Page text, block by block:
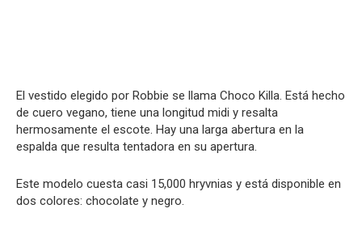
El vestido elegido por Robbie se llama Choco Killa. Está hecho
de cuero vegano, tiene una longitud midi y resalta
hermosamente el escote. Hay una larga abertura en la
espalda que resulta tentadora en su apertura.
Este modelo cuesta casi 15,000 hryvnias y está disponible en
dos colores: chocolate y negro.